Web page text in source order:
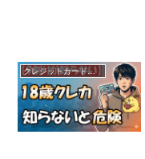
クレジットカード申込